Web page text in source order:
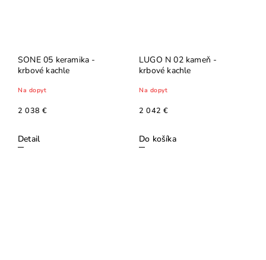
SONE 05 keramika -
krbové kachle
Na dopyt
2 038 €
Detail
LUGO N 02 kameň -
krbové kachle
Na dopyt
2 042 €
Do košíka